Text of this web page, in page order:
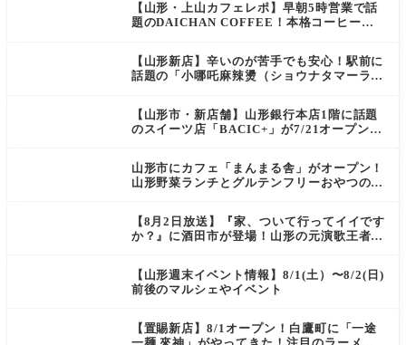
【山形・上山カフェレポ】早朝5時営業で話
題のDAICHAN COFFEE！本格コーヒーを
【山形新店】辛いのが苦手でも安心！駅前に
話題の「小哪吒麻辣燙（ショウナタマーラー
【山形市・新店舗】山形銀行本店1階に話題
のスイーツ店「BACIC+」が7/21オープン！
山形市にカフェ「まんまる舎」がオープン！
山形野菜ランチとグルテンフリーおやつの新
【8月2日放送】『家、ついて行ってイイです
か？』に酒田市が登場！山形の元演歌王者
【山形週末イベント情報】8/1(土）〜8/2(日)
前後のマルシェやイベント
【置賜新店】8/1オープン！白鷹町に「一途